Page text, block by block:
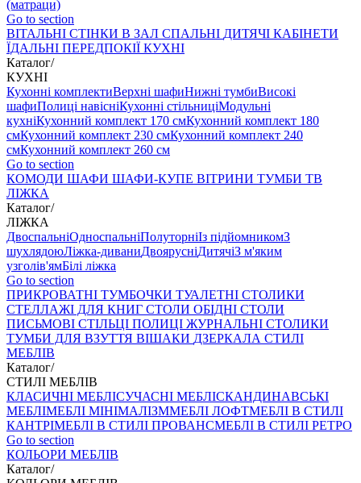
(матраци)
Go to section
ВIТАЛЬНI СТІНКИ В ЗАЛ СПАЛЬНІ ДИТЯЧІ КАБІНЕТИ
ЇДАЛЬНI ПЕРЕДПОКІЇ КУХНІ
Каталог/
КУХНІ
Кухонні комплектиВерхні шафиНижні тумбиВисокі
шафиПолиці навісніКухонні стільниціМодульні
кухніКухонний комплект 170 смКухонний комплект 180
смКухонний комплект 230 смКухонний комплект 240
смКухонний комплект 260 см
Go to section
КОМОДИ ШАФИ ШАФИ-КУПЕ ВІТРИНИ ТУМБИ ТВ
ЛІЖКА
Каталог/
ЛІЖКА
ДвоспальніОдноспальніПолуторніІз підйомникомЗ
шухлядоюЛіжка-диваниДвоярусніДитячіЗ м'яким
узголів'ямБілі ліжка
Go to section
ПРИКРОВАТНІ ТУМБОЧКИ ТУАЛЕТНІ СТОЛИКИ
СТЕЛЛАЖІ ДЛЯ КНИГ СТОЛИ ОБІДНІ СТОЛИ
ПИСЬМОВІ СТІЛЬЦI ПОЛИЦІ ЖУРНАЛЬНІ СТОЛИКИ
ТУМБИ ДЛЯ ВЗУТТЯ ВІШАКИ ДЗЕРКАЛА СТИЛІ
МЕБЛІВ
Каталог/
СТИЛІ МЕБЛІВ
КЛАСИЧНІ МЕБЛІСУЧАСНІ МЕБЛІСКАНДИНАВСЬКІ
МЕБЛІМЕБЛІ МІНІМАЛІЗММЕБЛІ ЛОФТМЕБЛІ В СТИЛІ
КАНТРІМЕБЛІ В СТИЛІ ПРОВАНСМЕБЛІ В СТИЛІ РЕТРО
Go to section
КОЛЬОРИ МЕБЛІВ
Каталог/